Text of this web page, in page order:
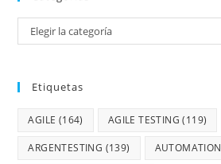
Elegir la categoría
Etiquetas
AGILE (164) AGILE TESTING (119)
ARGENTESTING (139) AUTOMATION